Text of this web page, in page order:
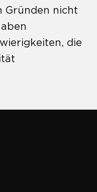
Gründen nicht
die